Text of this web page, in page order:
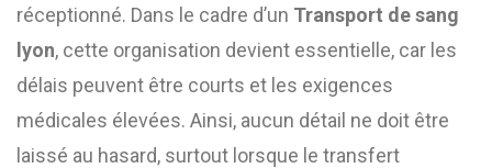
réceptionné. Dans le cadre d’un Transport de sang
lyon, cette organisation devient essentielle, car les
délais peuvent être courts et les exigences
médicales élevées. Ainsi, aucun détail ne doit être
laissé au hasard, surtout lorsque le transfert